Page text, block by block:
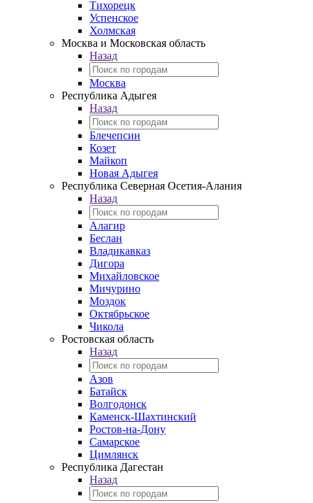
Тихорецк
Успенское
Холмская
Москва и Московская область
Назад
Москва
Республика Адыгея
Назад
Блечепсин
Козет
Майкоп
Новая Адыгея
Республика Северная Осетия-Алания
Назад
Алагир
Беслан
Владикавказ
Дигора
Михайловское
Мичурино
Моздок
Октябрьское
Чикола
Ростовская область
Назад
Азов
Батайск
Волгодонск
Каменск-Шахтинский
Ростов-на-Дону
Самарское
Цимлянск
Республика Дагестан
Назад